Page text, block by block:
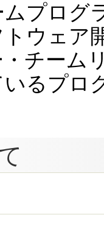
プログ
ウェア
チーム
るプロ